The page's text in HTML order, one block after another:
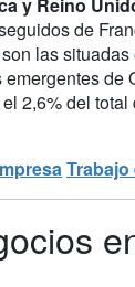
de
las situadas
de
2,6% del
Trabajo